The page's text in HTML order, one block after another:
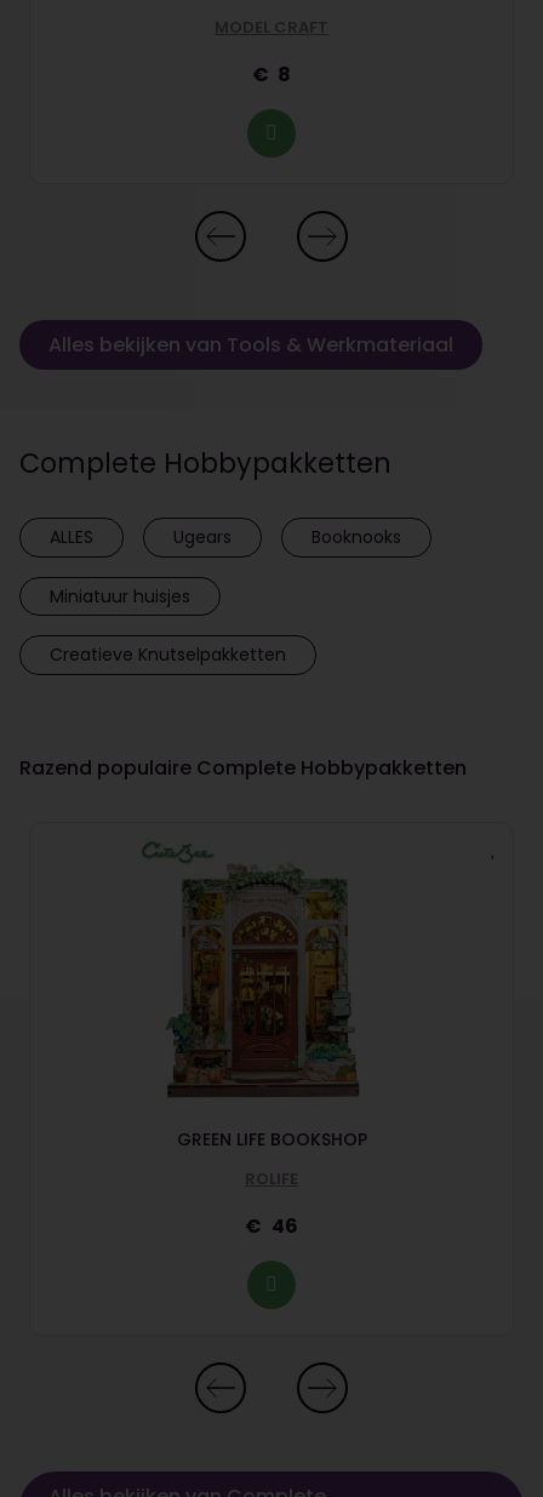
MODEL CRAFT
8
Alles bekijken van Tools & Werkmateriaal
Complete Hobbypakketten
ALLES Ugears Booknooks
Miniatuur huisjes
Creatieve Knutselpakketten
Razend populaire Complete Hobbypakketten
GREEN LIFE BOOKSHOP
ROLIFE
46